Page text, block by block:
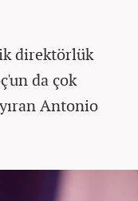
direktörlük
da çok
Antonio